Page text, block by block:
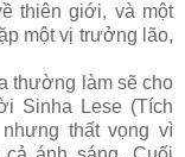
thiên giới, và một
một vị trưởng lão,
thường làm sẽ cho
Sinha Lese (Tích
thất vọng vì